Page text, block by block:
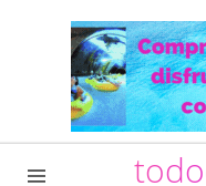
todo